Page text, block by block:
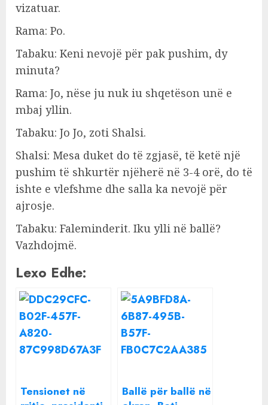
vizatuar.
Rama: Po.
Tabaku: Keni nevojë për pak pushim, dy
minuta?
Rama: Jo, nëse ju nuk iu shqetëson unë e
mbaj yllin.
Tabaku: Jo Jo, zoti Shalsi.
Shalsi: Mesa duket do të zgjasë, të ketë një
pushim të shkurtër njëherë në 3-4 orë, do të
ishte e vlefshme dhe salla ka nevojë për
ajrosje.
Tabaku: Faleminderit. Iku ylli në ballë?
Vazhdojmë.
Lexo Edhe:
Tensionet në
Ballë për ballë në